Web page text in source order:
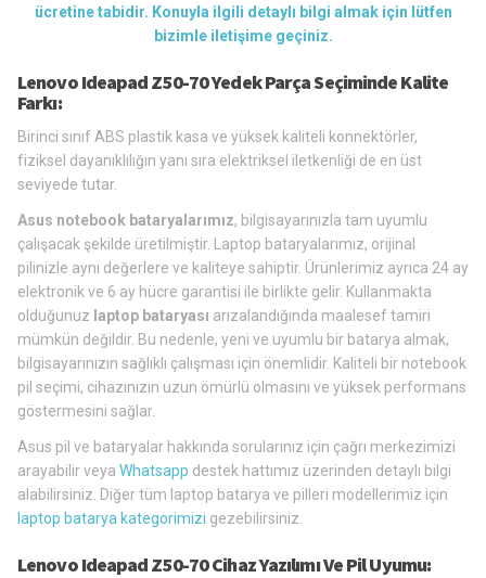
ücretine tabidir. Konuyla ilgili detaylı bilgi almak için lütfen
bizimle iletişime geçiniz.
Lenovo Ideapad Z50-70 Yedek Parça Seçiminde Kalite
Farkı:
Birinci sınıf ABS plastik kasa ve yüksek kaliteli konnektörler,
fiziksel dayanıklılığın yanı sıra elektriksel iletkenliği de en üst
seviyede tutar.
Asus notebook bataryalarımız, bilgisayarınızla tam uyumlu
çalışacak şekilde üretilmiştir. Laptop bataryalarımız, orijinal
pilinizle aynı değerlere ve kaliteye sahiptir. Ürünlerimiz ayrıca 24 ay
elektronik ve 6 ay hücre garantisi ile birlikte gelir. Kullanmakta
olduğunuz laptop bataryası arızalandığında maalesef tamiri
mümkün değildir. Bu nedenle, yeni ve uyumlu bir batarya almak,
bilgisayarınızın sağlıklı çalışması için önemlidir. Kaliteli bir notebook
pil seçimi, cihazınızın uzun ömürlü olmasını ve yüksek performans
göstermesini sağlar.
Asus pil ve bataryalar hakkında sorularınız için çağrı merkezimizi
arayabilir veya Whatsapp destek hattımız üzerinden detaylı bilgi
alabilirsiniz. Diğer tüm laptop batarya ve pilleri modellerimiz için
laptop batarya kategorimizi gezebilirsiniz.
Lenovo Ideapad Z50-70 Cihaz Yazılımı Ve Pil Uyumu: